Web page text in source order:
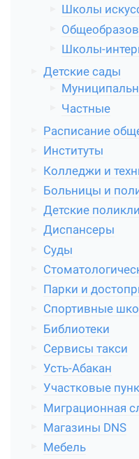
Школы
Школы-
Детские сады
Частные
Расписание
Институты
Колледжи и
Больницы и
Детские
Диспансеры
Суды
Парки и
Спортивные
Библиотеки
Сервисы такси
Усть-Абакан
Участковые
Миграционная
Магазины DNS
Мебель